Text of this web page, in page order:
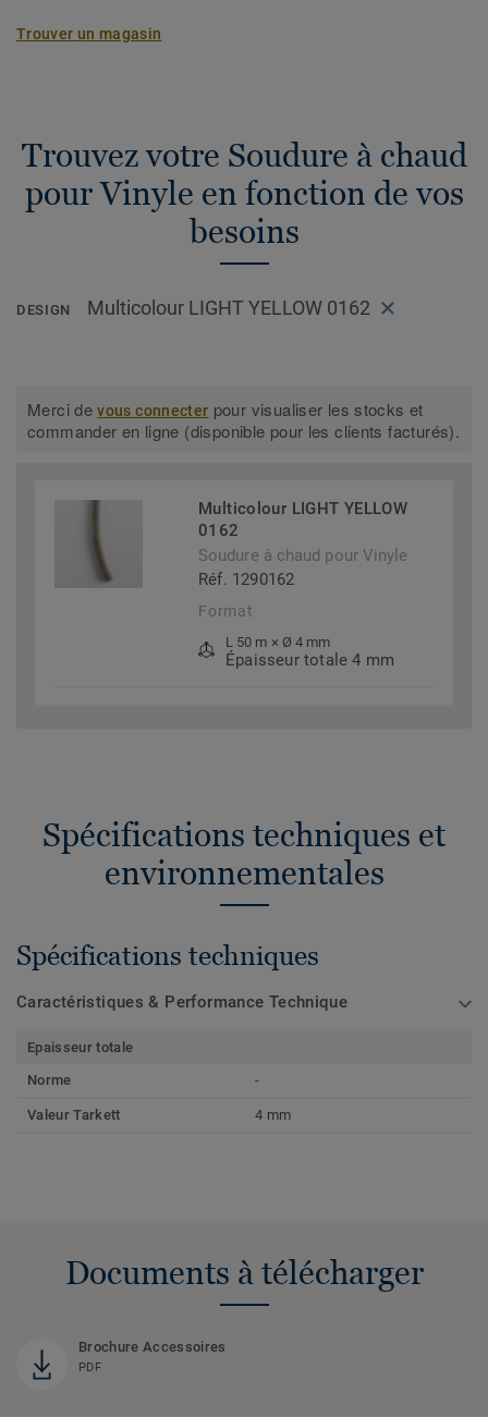
Trouver un magasin
Trouvez votre Soudure à chaud
pour Vinyle en fonction de vos
besoins
DESIGN Multicolour LIGHT YELLOW 0162
Merci devous connecter pour visualiser les stocks et
commander en ligne (disponible pour les clients facturés).
Multicolour LIGHT YELLOW
0162
Soudure à chaud pour Vinyle
Réf. 1290162
Format
L 50 m × Ø 4 mm
Épaisseur totale 4 mm
Spécifications techniques et
environnementales
Spécifications techniques
Caractéristiques & Performance Technique
Epaisseur totale
Norme
-
Valeur Tarkett 4 mm
Documents à télécharger
Brochure Accessoires
PDF